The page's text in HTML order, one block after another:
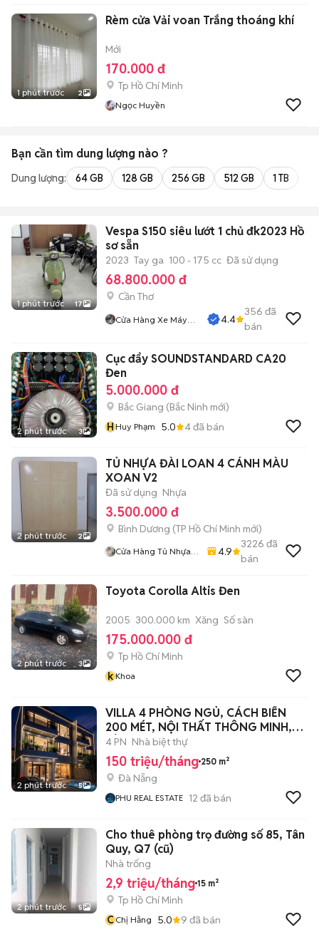
1 phút trước 2
Rèm cửa Vải voan Trắng thoáng khí
Mới
170.000 đ
Tp Hồ Chí Minh
Ngọc Huyền
Bạn cần tìm dung lượng nào ?
Dung lượng: 64 GB 128 GB 256 GB 512 GB 1 TB
1 phút trước 17
Vespa S150 siêu lướt 1 chủ đk2023 Hồ
sơ sẵn
2023 Tay ga 100 - 175 cc Đã sử dụng
68.800.000 đ
Cần Thơ
Cửa Hàng Xe Máy
4.4
356 đã
bán
2 phút trước 3
Cục đẩy SOUNDSTANDARD CA20
Đen
5.000.000 đ
Bắc Giang (Bắc Ninh mới)
HHuy Phạm 5.0 4đã bán
2 phút trước 2
TỦ NHỰA ĐÀI LOAN 4 CÁNH MÀU
XOAN V2
Đã sử dụng Nhựa
3.500.000 đ
Bình Dương (TP Hồ Chí Minh mới)
Cửa Hàng Tủ Nhựa
4.9
3226 đã
bán
2 phút trước 3
Toyota Corolla Altis Đen
2005 300.000 km Xăng Số sàn
175.000.000 đ
Tp Hồ Chí Minh
k Khoa
2 phút trước 5
VILLA 4 PHÒNG NGỦ, CÁCH BIỂN
200 MÉT, NỘI THẤT THÔNG MINH,
YÊN TĨNH
4 PN Nhà biệt thự
150 triệu/tháng 250 m²
Đà Nẵng
PHU REAL ESTATE 12 đã bán
2 phút trước 5
Cho thuê phòng trọ đường số 85, Tân
Quy, Q7 (cũ)
Nhà trống
2,9 triệu/tháng 15 m²
Tp Hồ Chí Minh
CChị Hằng 5.0 9 đã bán